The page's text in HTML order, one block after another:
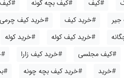
#کیف #کیف بچه گونه
#خرید کیف #خرید کیف چرمی
#خرید کیف کوله #خرید کوله
#کیف مجلسی #خرید کیف زارا
#خرید #خرید کیف بچه چونه